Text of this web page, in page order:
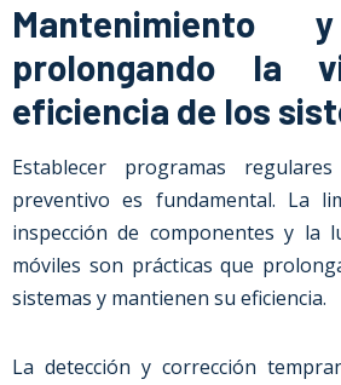
Mantenimiento
prolongando la
eficiencia de los
Establecer programas
preventivo es fundamental. La
inspección de componentes y la
móviles son prácticas que
sistemas y mantienen su eficiencia.
La detección y corrección